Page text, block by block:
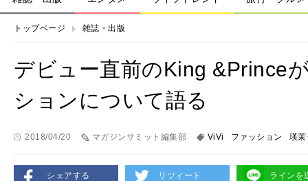
トップページ 雑誌・出版
デビュー直前のKing &Prince
ションについて語る
2018/04/20 マガジンサミット編集部 ViVi ファッション 瑛
シェアする リツィート ラインを